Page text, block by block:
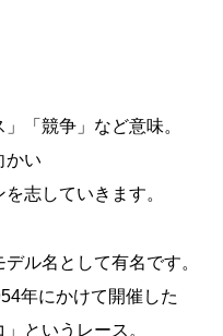
「競争」など意味。
かい
志していきます。
ル名として有名です。
年にかけて開催した
というレース。